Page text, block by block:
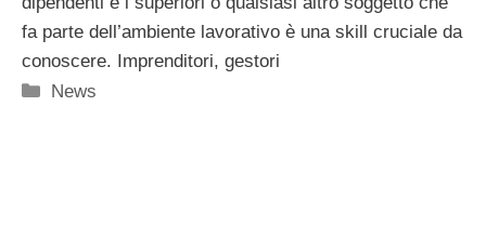
fa parte dell’ambiente lavorativo è una skill cruciale da
conoscere. Imprenditori, gestori
Categorie
News